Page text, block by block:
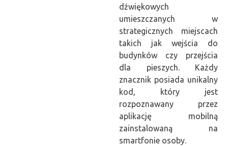
dźwiękowych
umieszczanych w
strategicznych miejscach
takich jak wejścia do
budynków czy przejścia
dla pieszych. Każdy
znacznik posiada unikalny
kod, który jest
rozpoznawany przez
aplikację mobilną
zainstalowaną na
smartfonie osoby.